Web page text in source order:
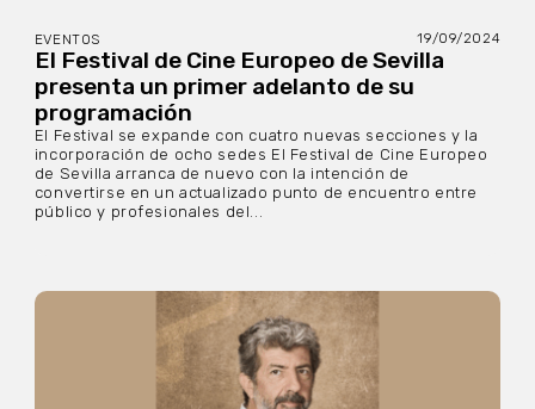
EVENTOS 19/09/2024
El Festival de Cine Europeo de Sevilla
presenta un primer adelanto de su
programación
El Festival se expande con cuatro nuevas secciones y la
incorporación de ocho sedes El Festival de Cine Europeo
de Sevilla arranca de nuevo con la intención de
convertirse en un actualizado punto de encuentro entre
público y profesionales del...